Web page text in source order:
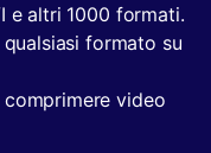
e altri 1000 formati.
formato su
video